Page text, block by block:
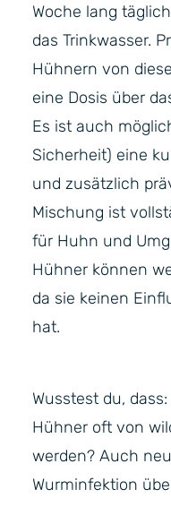
Woche lang
das Trinkwasser.
Hühnern von
eine Dosis über
Es ist auch
Sicherheit) eine
und zusätzlich
Mischung ist
für Huhn und
Hühner können
da sie keinen
hat.
Wusstest du, dass:
Hühner oft von
werden? Auch
Wurminfektion